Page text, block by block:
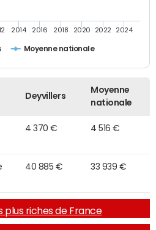
Moyenne nationale
2014 2016 2018 2020 2022 2024
Deyvillers
Moyenne
nationale
4 370 € 4 516 €
40 885 € 33 939 €
plus riches de France